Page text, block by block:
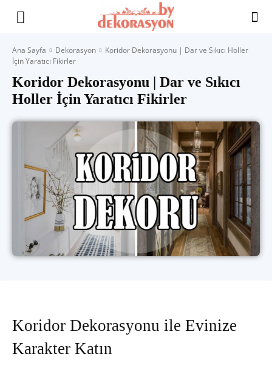
Yaşam
İlham
Ana Sayfa Dekorasyon
Koridor Dekorasyonu | Dar ve Sıkıcı Holler
İçin Yaratıcı Fikirler
Koridor Dekorasyonu | Dar ve Sıkıcı
Holler İçin Yaratıcı Fikirler
Koridor Dekorasyonu ile Evinize
Karakter Katın